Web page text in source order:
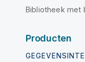
Bibliotheek met
Producten